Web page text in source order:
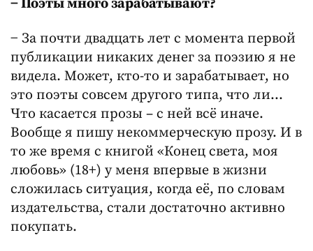
− Поэты много зарабатывают?
− За почти двадцать лет с момента первой
публикации никаких денег за поэзию я не
видела. Может, кто-то и зарабатывает, но
это поэты совсем другого типа, что ли…
Что касается прозы – с ней всё иначе.
Вообще я пишу некоммерческую прозу. И в
то же время с книгой «Конец света, моя
любовь» (18+) у меня впервые в жизни
сложилась ситуация, когда её, по словам
издательства, стали достаточно активно
покупать.